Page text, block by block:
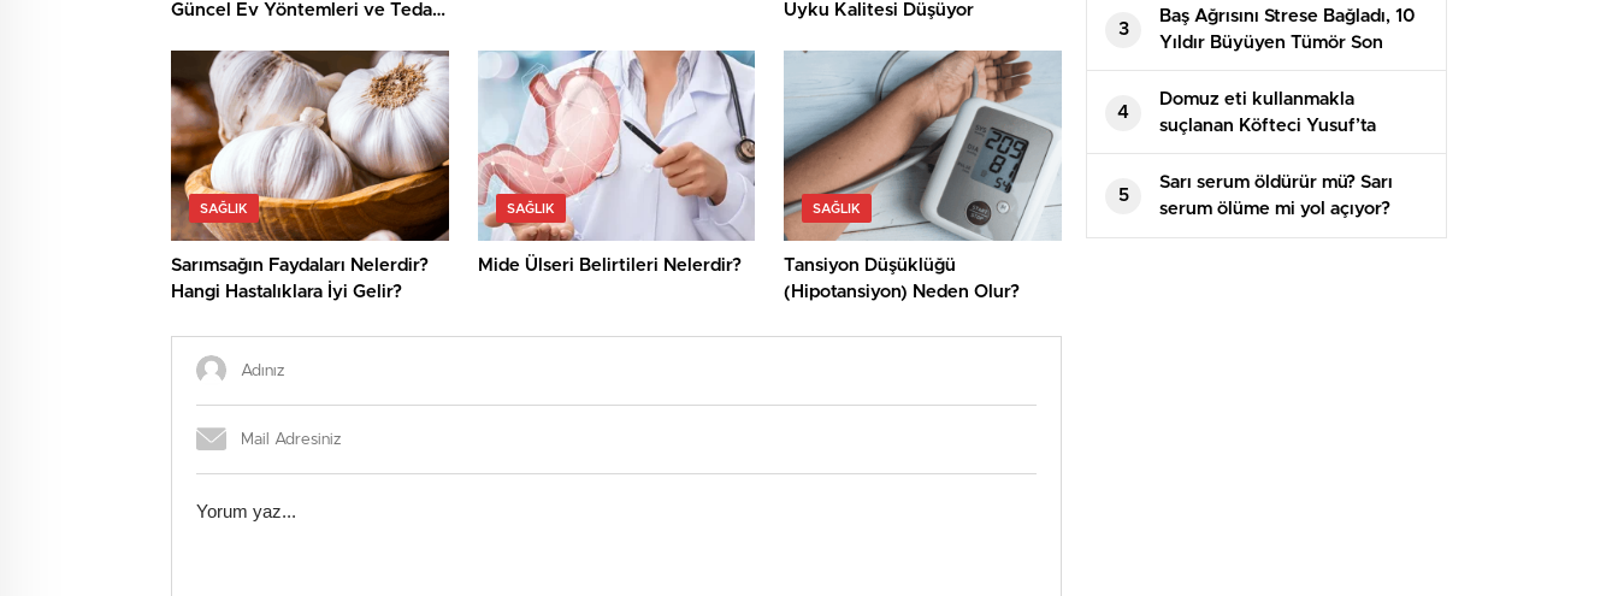
Güncel Ev Yöntemleri ve Tedavi
Uyku Kalitesi Düşüyor
SAĞLIK
Sarımsağın Faydaları Nelerdir?
Hangi Hastalıklara İyi Gelir?
SAĞLIK
Mide Ülseri Belirtileri Nelerdir?
SAĞLIK
Tansiyon Düşüklüğü
(Hipotansiyon) Neden Olur?
var, denetimlerimiz devam
edecek
3
Baş Ağrısını Strese Bağladı, 10
Yıldır Büyüyen Tümör Son
Anda Fark Edildi
4
Domuz eti kullanmakla
suçlanan Köfteci Yusuf’ta
rüzgar terse döndü
5
Sarı serum öldürür mü? Sarı
serum ölüme mi yol açıyor?
Hemşireden savunma geldi